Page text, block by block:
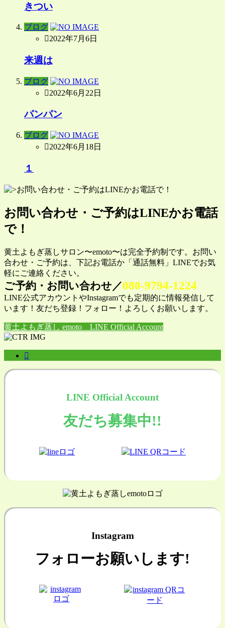
きつい
ブログ
2022年7月6日
来週は
ブログ
2022年6月22日
パンパン
ブログ
2022年6月18日
１
お問い合わせ・ご予約はLINEかお電話
で！
黄土よもぎ蒸しサロン〜emoto〜は完全予約制です。お問い
合わせ・ご予約は、下記お電話か「通話無料」LINEでお気
軽にご連絡ください。
ご予約・お問い合わせ／080-9794-1224
LINE公式アカウントやInstagramでも定期的に情報発信して
います！友だち登録！フォロー！よろしくお願いします。
黄土よもぎ蒸し emoto LINE Official Account
LINE Official Account
友だち募集中!!
Instagram
フォローお願いします!